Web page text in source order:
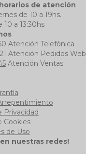
de atención
de 10 a 19hs.
10 a 13:30hs
Atención Telefónica
Atención Pedidos Web
Atención Ventas
Privacidad
Cookies
de Uso
nuestras redes!